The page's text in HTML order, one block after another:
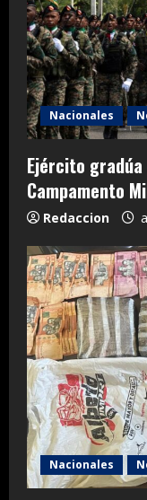
Nacionales
Ejército
Campamento
Redaccion
Nacionales